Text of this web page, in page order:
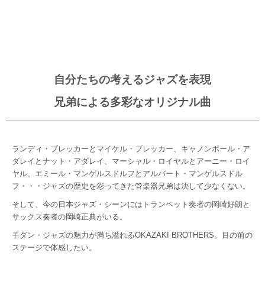
自分たちの考えるジャズを表現
兄弟による多彩なオリジナル曲
ランディ・ブレッカーとマイケル・ブレッカー、キャノンボール・ア
ダレイとナット・アダレイ、マーシャル・ロイヤルとアーニー・ロイ
ヤル、エミール・マンゲルスドルフとアルバート・マンゲルスドル
フ・・・ジャズの歴史を彩ってきた管楽器兄弟は決して少なくない。
そして、今の日本ジャズ・シーンにはトランペット奏者の岡崎好朗と
サックス奏者の岡崎正典がいる。
モダン・ジャズの魅力が満ち溢れるOKAZAKI BROTHERS。目の前の
ステージで体感したい。